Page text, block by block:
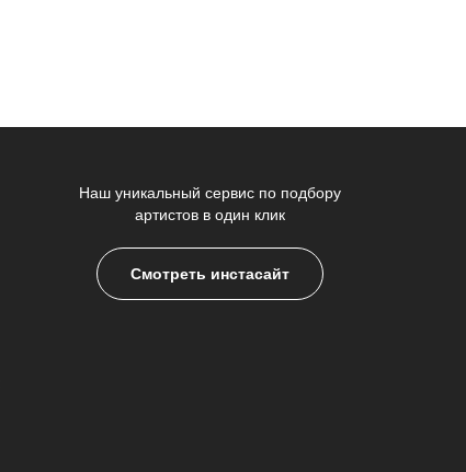
Наш уникальный сервис по подбору
артистов в один клик
Смотреть инстасайт